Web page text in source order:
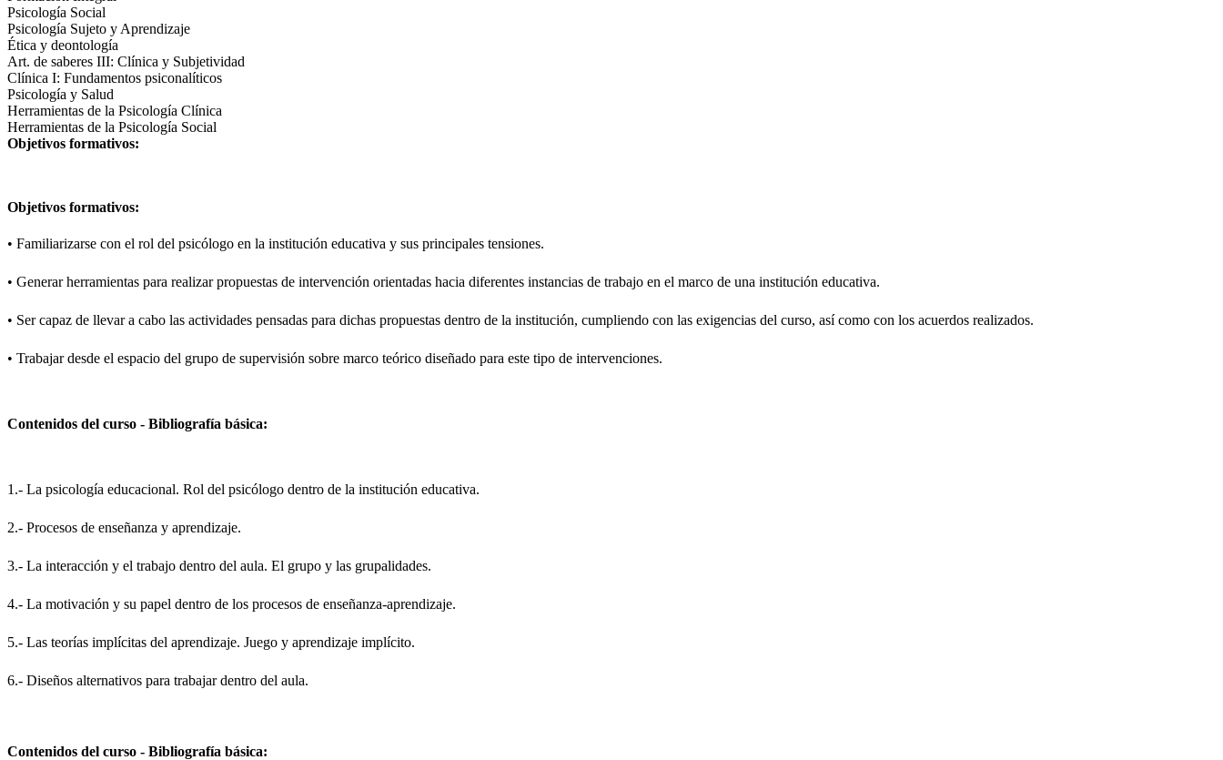
Psicología Social
Psicología Sujeto y Aprendizaje
Ética y deontología
Art. de saberes III: Clínica y Subjetividad
Clínica I: Fundamentos psiconalíticos
Psicología y Salud
Herramientas de la Psicología Clínica
Herramientas de la Psicología Social
Objetivos formativos:
Objetivos formativos:
• Familiarizarse con el rol del psicólogo en la institución educativa y sus principales tensiones.
• Generar herramientas para realizar propuestas de intervención orientadas hacia diferentes instancias de trabajo en el marco de una institución educativa.
• Ser capaz de llevar a cabo las actividades pensadas para dichas propuestas dentro de la institución, cumpliendo con las exigencias del curso, así como con los acuerdos realizados.
• Trabajar desde el espacio del grupo de supervisión sobre marco teórico diseñado para este tipo de intervenciones.
Contenidos del curso - Bibliografía básica:
1.- La psicología educacional. Rol del psicólogo dentro de la institución educativa.
2.- Procesos de enseñanza y aprendizaje.
3.- La interacción y el trabajo dentro del aula. El grupo y las grupalidades.
4.- La motivación y su papel dentro de los procesos de enseñanza-aprendizaje.
5.- Las teorías implícitas del aprendizaje. Juego y aprendizaje implícito.
6.- Diseños alternativos para trabajar dentro del aula.
Contenidos del curso - Bibliografía básica: